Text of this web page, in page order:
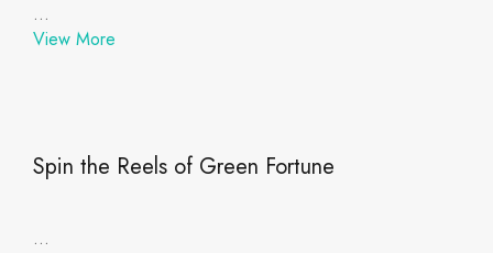
...
View More
Spin the Reels of Green Fortune
...